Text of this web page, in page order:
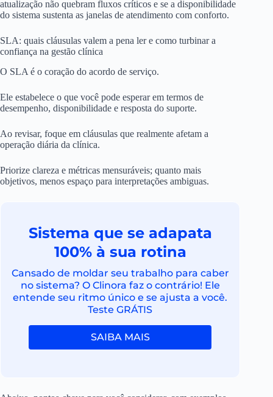
atualização não quebram fluxos críticos e se a disponibilidade
do sistema sustenta as janelas de atendimento com conforto.
SLA: quais cláusulas valem a pena ler e como turbinar a
confiança na gestão clínica
O SLA é o coração do acordo de serviço.
Ele estabelece o que você pode esperar em termos de
desempenho, disponibilidade e resposta do suporte.
Ao revisar, foque em cláusulas que realmente afetam a
operação diária da clínica.
Priorize clareza e métricas mensuráveis; quanto mais
objetivos, menos espaço para interpretações ambiguas.
Sistema que se adapata
100% à sua rotina
Cansado de moldar seu trabalho para caber
no sistema? O Clinora faz o contrário! Ele
entende seu ritmo único e se ajusta a você.
Teste GRÁTIS
SAIBA MAIS